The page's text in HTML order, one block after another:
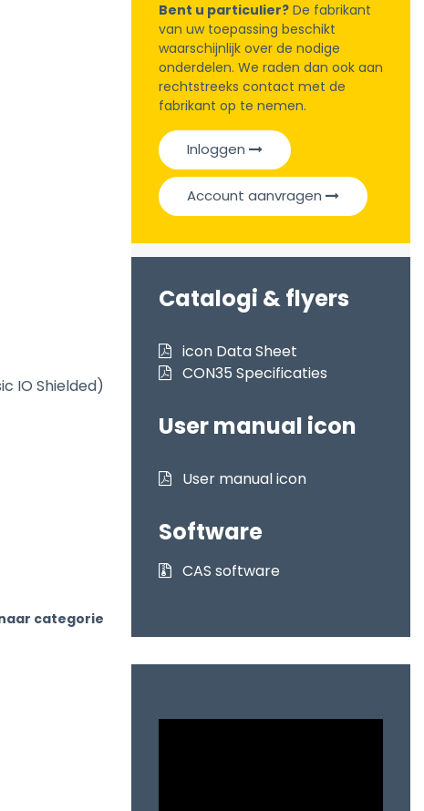
IO Shielded)
categorie
Bent u particulier? De fabrikant
van uw toepassing beschikt
waarschijnlijk over de nodige
onderdelen. We raden dan ook aan
rechtstreeks contact met de
fabrikant op te nemen.
Inloggen
Account aanvragen
Catalogi & flyers
icon Data Sheet
CON35 Specificaties
User manual icon
User manual icon
Software
CAS software